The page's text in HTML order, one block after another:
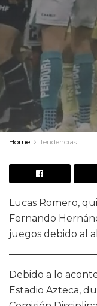
Home Tendencias
Lucas Romero,
Fernando
juegos debido al
Debido a lo
Estadio Azteca,